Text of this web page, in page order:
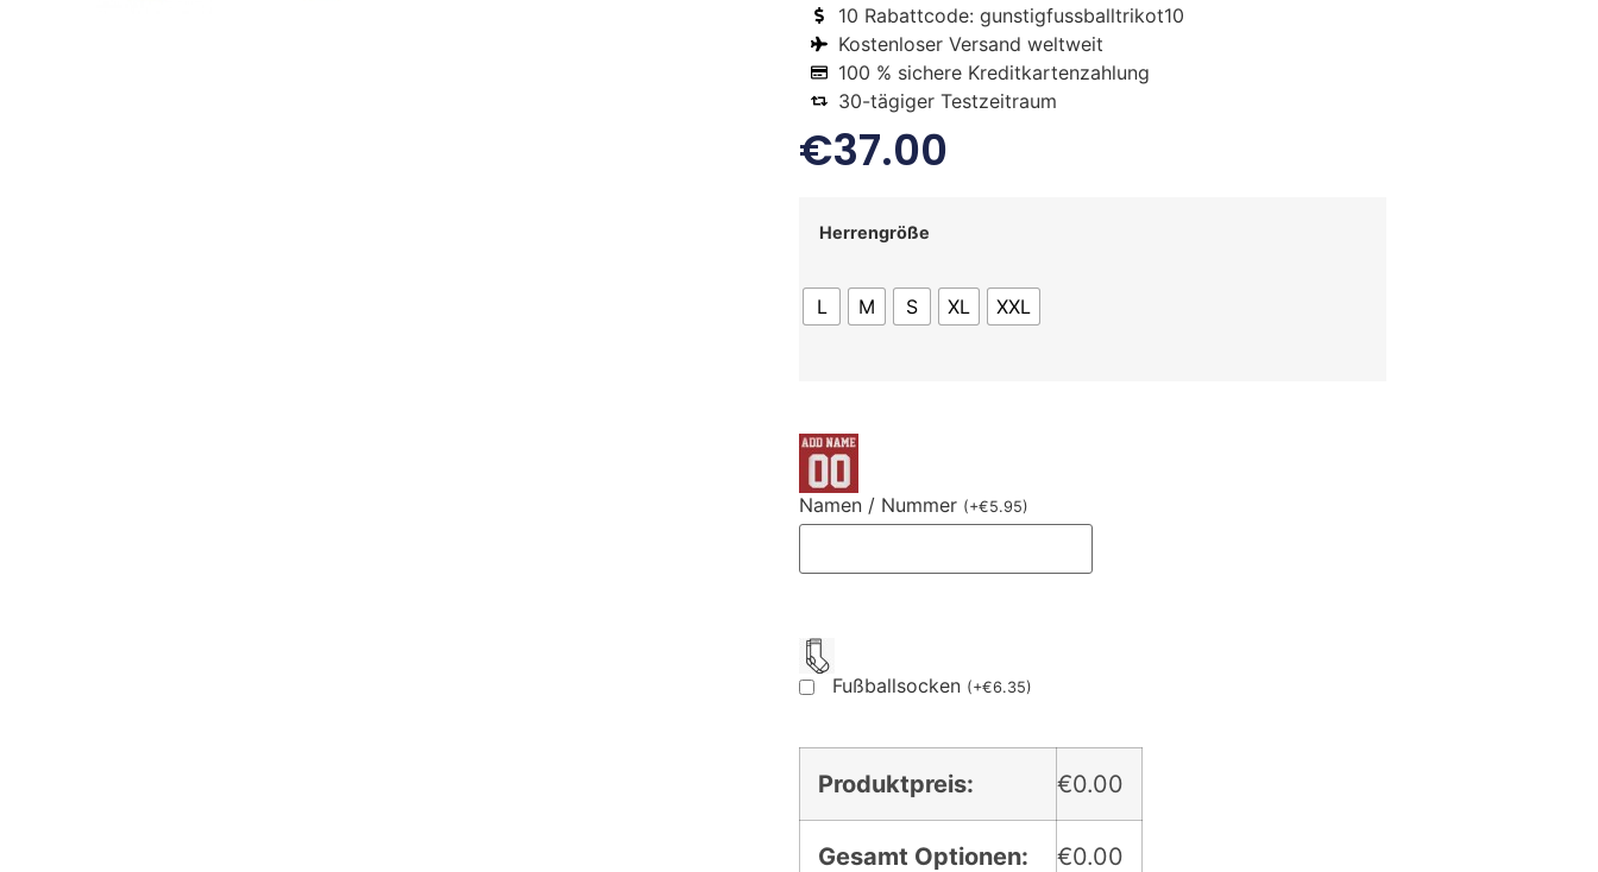
10 Rabattcode: gunstigfussballtrikot10
Kostenloser Versand weltweit
100 % sichere Kreditkartenzahlung
30-tägiger Testzeitraum
€37.00
Herrengröße
L M S XL XXL
Namen / Nummer (+€5.95)
Fußballsocken (+€6.35)
Produktpreis: €0.00
Gesamt Optionen: €0.00